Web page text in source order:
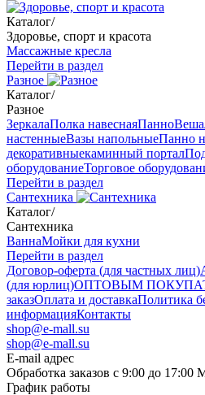
Каталог/
Здоровье, спорт и красота
Массажные кресла
Перейти в раздел
Разное
Каталог/
Разное
ЗеркалаПолка навеснаяПанно
настенныеВазы напольныеПанно
декоративныекаминный портал
оборудованиеТорговое
Перейти в раздел
Сантехника
Каталог/
Сантехника
ВаннаМойки для кухни
Перейти в раздел
Договор-оферта (для частных лиц)
(для юрлиц)ОПТОВЫМ
заказОплата и доставкаПолитика
информацияКонтакты
shop@e-mall.su
shop@e-mall.su
E-mail адрес
Обработка заказов с 9:00 до
График работы